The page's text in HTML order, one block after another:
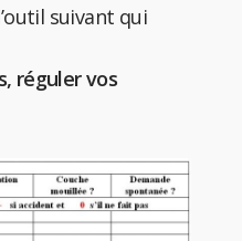
suivant qui
réguler vos